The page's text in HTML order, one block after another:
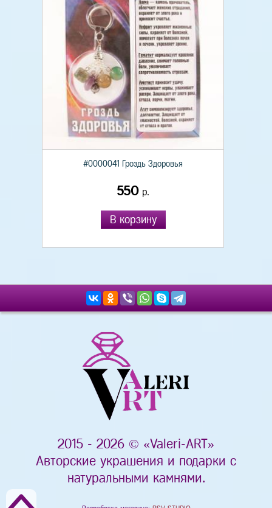
#0000041 Гроздь Здоровья
550 р.
В корзину
2015 - 2026 © «Valeri-ART»
Авторские украшения и подарки с
натуральными камнями.